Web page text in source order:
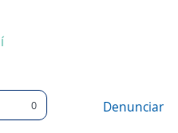
0 Denunciar